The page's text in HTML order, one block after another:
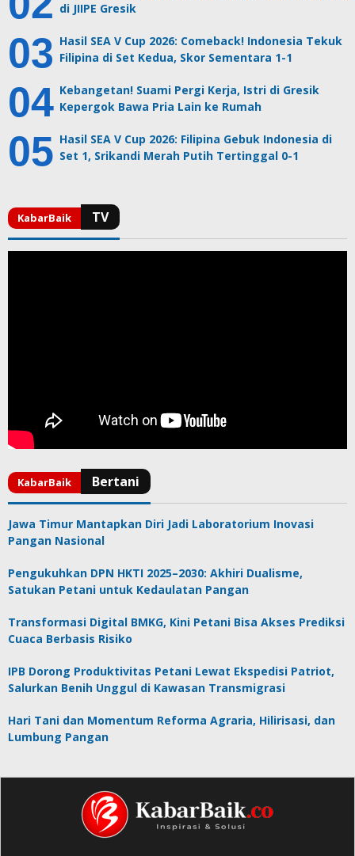
di JIIPE Gresik
Hasil SEA V Cup 2026: Comeback! Indonesia Tekuk
Filipina di Set Kedua, Skor Sementara 1-1
Kebangetan! Suami Pergi Kerja, Istri di Gresik
Kepergok Bawa Pria Lain ke Rumah
Hasil SEA V Cup 2026: Filipina Gebuk Indonesia di
Set 1, Srikandi Merah Putih Tertinggal 0-1
Jawa Timur Mantapkan Diri Jadi Laboratorium Inovasi
Pangan Nasional
Pengukuhkan DPN HKTI 2025–2030: Akhiri Dualisme,
Satukan Petani untuk Kedaulatan Pangan
Transformasi Digital BMKG, Kini Petani Bisa Akses Prediksi
Cuaca Berbasis Risiko
IPB Dorong Produktivitas Petani Lewat Ekspedisi Patriot,
Salurkan Benih Unggul di Kawasan Transmigrasi
Hari Tani dan Momentum Reforma Agraria, Hilirisasi, dan
Lumbung Pangan